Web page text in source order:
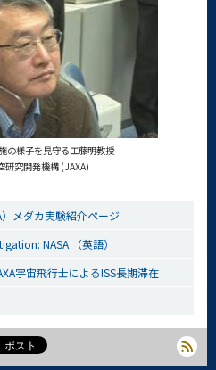
の様子を見守る工藤明教授
研究開発機構 (JAXA)
メダカ実験紹介ページ
NASA （英語）
宇宙飛行士によるISS長期滞在